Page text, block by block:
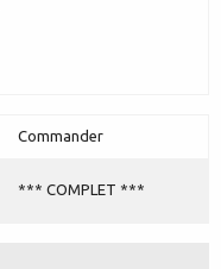
Commander
*** COMPLET ***